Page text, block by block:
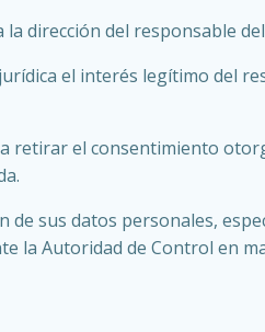
dirección del responsable
el interés legítimo del
retirar el consentimiento
sus datos personales,
la Autoridad de Control en